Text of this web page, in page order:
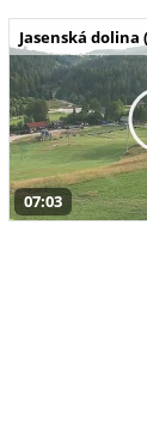
Jasenská dolina
07:03